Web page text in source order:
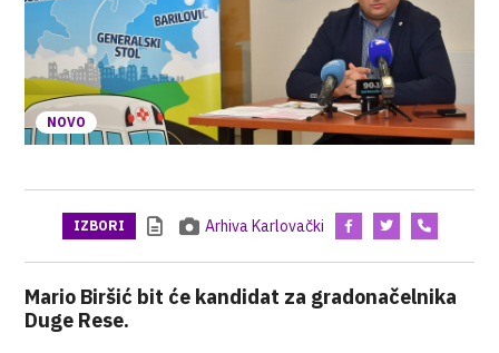
NOVO
IZBORI Arhiva Karlovački
Mario Biršić bit će kandidat za gradonačelnika
Duge Rese.